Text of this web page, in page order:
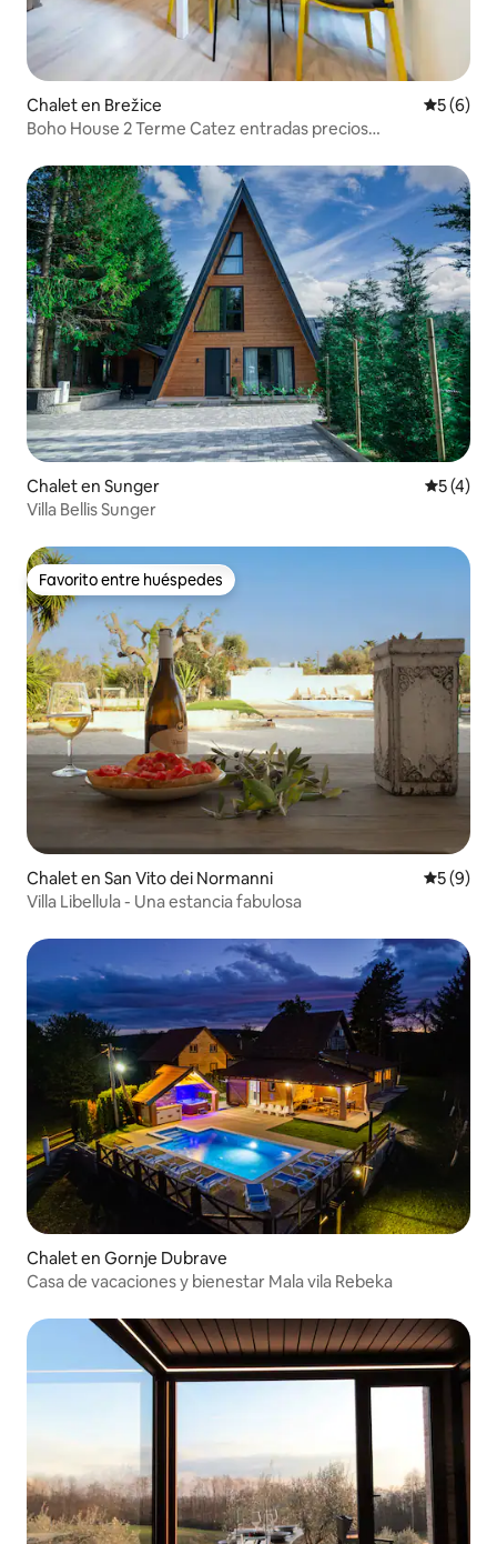
Chalet en Brežice
5 (6)
Boho House 2 Terme Catez entradas precios
Chalet en Sunger
5 (4)
Villa Bellis Sunger
Favorito entre huéspedes
Favorito entre huéspedes
Chalet en San Vito dei Normanni
5 (9)
Villa Libellula - Una estancia fabulosa
Chalet en Gornje Dubrave
Casa de vacaciones y bienestar Mala vila Rebeka